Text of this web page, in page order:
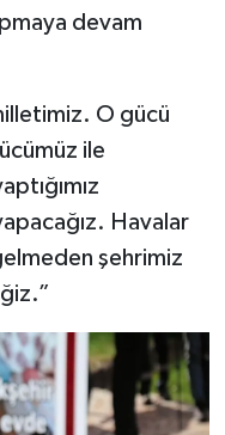
devam
O gücü
ile
Havalar
şehrimiz